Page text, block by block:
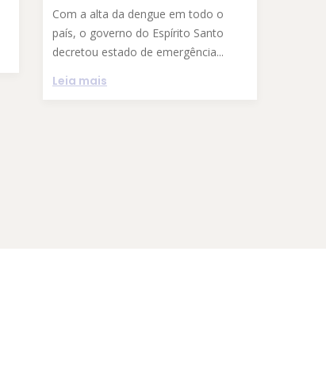
Com a alta da dengue em todo o
país, o governo do Espírito Santo
decretou estado de emergência...
Leia mais